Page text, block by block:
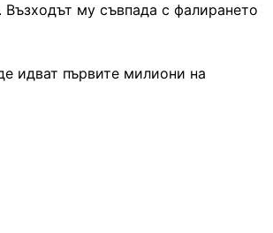
му съвпада с фалирането
идват първите милиони на